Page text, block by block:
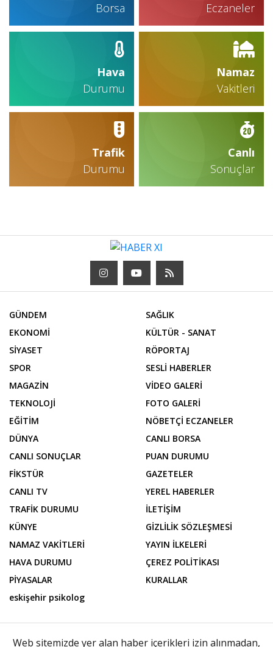
Borsa
Eczaneler
Hava
Durumu
Namaz
Vakitleri
Trafik
Durumu
Canlı
Sonuçlar
GÜNDEM
EKONOMİ
SİYASET
SPOR
MAGAZİN
TEKNOLOJİ
EĞİTİM
DÜNYA
SAĞLIK
KÜLTÜR - SANAT
RÖPORTAJ
SESLİ HABERLER
VİDEO GALERİ
FOTO GALERİ
NÖBETÇİ ECZANELER
CANLI BORSA
CANLI SONUÇLAR
FİKSTÜR
CANLI TV
TRAFİK DURUMU
KÜNYE
NAMAZ VAKİTLERİ
HAVA DURUMU
PİYASALAR
PUAN DURUMU
GAZETELER
YEREL HABERLER
İLETİŞİM
GİZLİLİK SÖZLEŞMESİ
YAYIN İLKELERİ
ÇEREZ POLİTİKASI
KURALLAR
eskişehir psikolog
Web sitemizde yer alan haber içerikleri izin alınmadan,